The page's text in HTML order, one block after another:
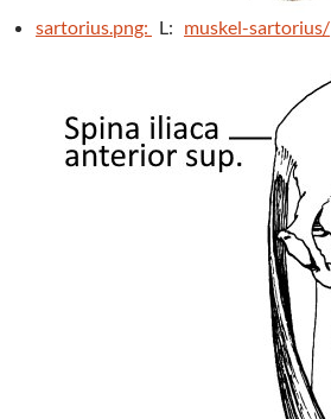
sartorius.png: L: muskel-sartorius/